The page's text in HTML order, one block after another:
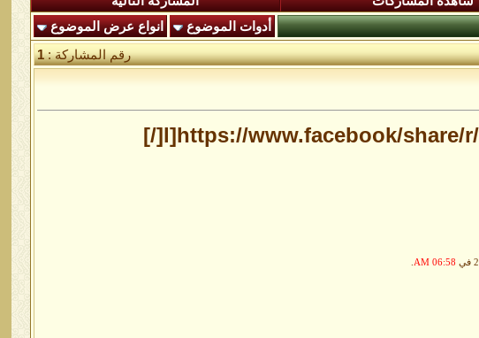
أدوات الموضوع
انواع عرض الموضوع
رقم المشاركة :1
l]https://www.facebook/share/r/
06:58 AM